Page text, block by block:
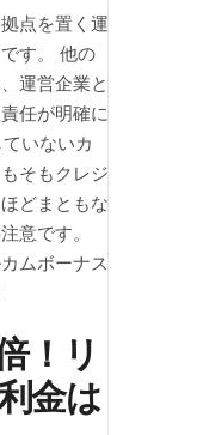
点を置く運
す。 他の
運営企業と
任が明確に
いないカ
そもクレジ
どまともな
意です。
ムボーナス
！リ
金は